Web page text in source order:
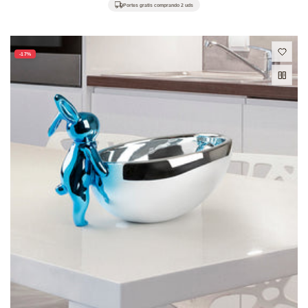
habitualde
Portes gratis comprando 2 uds
-17%